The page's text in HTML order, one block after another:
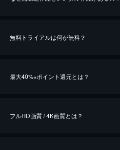
無料トライアルは何が無料？
最大40%※ポイント還元とは？
フルHD画質 / 4K画質とは？